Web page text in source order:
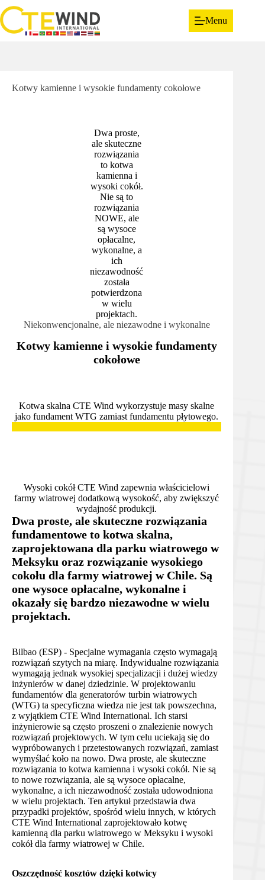
Menu
Kotwy kamienne i wysokie fundamenty cokołowe
Dwa proste,
ale skuteczne
rozwiązania
to kotwa
kamienna i
wysoki cokół.
Nie są to
rozwiązania
NOWE, ale
są wysoce
opłacalne,
wykonalne, a
ich
niezawodność
została
potwierdzona
w wielu
projektach.
Niekonwencjonalne, ale niezawodne i wykonalne
Kotwy kamienne i wysokie fundamenty
cokołowe
Kotwa skalna CTE Wind wykorzystuje masy skalne
jako fundament WTG zamiast fundamentu płytowego.
Wysoki cokół CTE Wind zapewnia właścicielowi
farmy wiatrowej dodatkową wysokość, aby zwiększyć
wydajność produkcji.
Dwa proste, ale skuteczne rozwiązania
fundamentowe to kotwa skalna,
zaprojektowana dla parku wiatrowego w
Meksyku oraz rozwiązanie wysokiego
cokołu dla farmy wiatrowej w Chile. Są
one wysoce opłacalne, wykonalne i
okazały się bardzo niezawodne w wielu
projektach.
Bilbao (ESP) - Specjalne wymagania często wymagają
rozwiązań szytych na miarę. Indywidualne rozwiązania
wymagają jednak wysokiej specjalizacji i dużej wiedzy
inżynierów w danej dziedzinie. W projektowaniu
fundamentów dla generatorów turbin wiatrowych
(WTG) ta specyficzna wiedza nie jest tak powszechna,
z wyjątkiem CTE Wind International. Ich starsi
inżynierowie są często proszeni o znalezienie nowych
rozwiązań projektowych. W tym celu uciekają się do
wypróbowanych i przetestowanych rozwiązań, zamiast
wymyślać koło na nowo. Dwa proste, ale skuteczne
rozwiązania to kotwa kamienna i wysoki cokół. Nie są
to nowe rozwiązania, ale są wysoce opłacalne,
wykonalne, a ich niezawodność została udowodniona
w wielu projektach. Ten artykuł przedstawia dwa
przypadki projektów, spośród wielu innych, w których
CTE Wind International zaprojektowało kotwę
kamienną dla parku wiatrowego w Meksyku i wysoki
cokół dla farmy wiatrowej w Chile.
Oszczędność kosztów dzięki kotwicy